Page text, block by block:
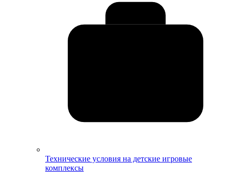
Технические условия на детские игровые
комплексы